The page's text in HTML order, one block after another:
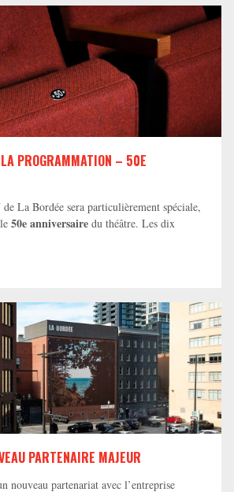
PROGRAMMATION – 50E
La Bordée sera particulièrement spéciale,
50e anniversaire du théâtre. Les dix
PARTENAIRE MAJEUR
nouveau partenariat avec l’entreprise